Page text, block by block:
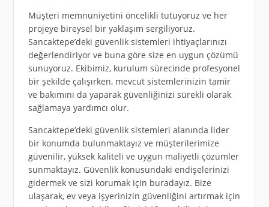
Müşteri memnuniyetini öncelikli tutuyoruz ve her
projeye bireysel bir yaklaşım sergiliyoruz.
Sancaktepe’deki güvenlik sistemleri ihtiyaçlarınızı
değerlendiriyor ve buna göre size en uygun çözümü
sunuyoruz. Ekibimiz, kurulum sürecinde profesyonel
bir şekilde çalışırken, mevcut sistemlerinizin tamir
ve bakımını da yaparak güvenliğinizi sürekli olarak
sağlamaya yardımcı olur.
Sancaktepe’deki güvenlik sistemleri alanında lider
bir konumda bulunmaktayız ve müşterilerimize
güvenilir, yüksek kaliteli ve uygun maliyetli çözümler
sunmaktayız. Güvenlik konusundaki endişelerinizi
gidermek ve sizi korumak için buradayız. Bize
ulaşarak, ev veya işyerinizin güvenliğini artırmak için